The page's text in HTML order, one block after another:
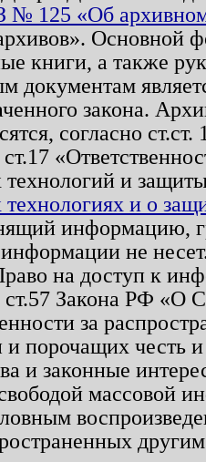
№ 125 «Об
Основной
книги, а также
документам
закона.
согласно
и
и о
информацию,
не
на доступ к
ст.57 Закона РФ «О
за
и порочащих честь
и законные
массовой